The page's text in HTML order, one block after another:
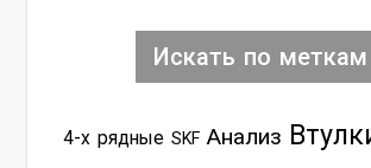
Искать по меткам
4-х рядные SKF Анализ